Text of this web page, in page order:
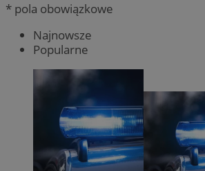
* pola obowiązkowe
Najnowsze
Popularne